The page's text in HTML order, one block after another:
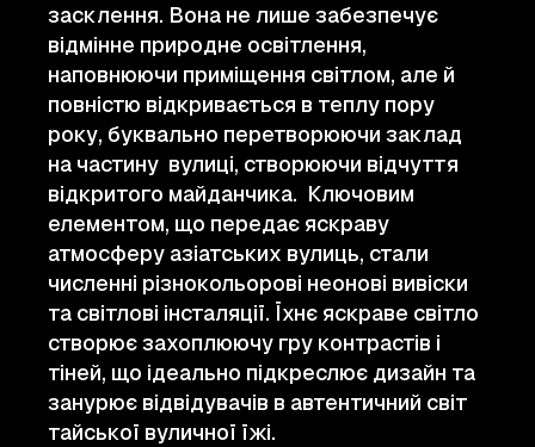
засклення. Вона не лише забезпечує
відмінне природне освітлення,
наповнюючи приміщення світлом, але й
повністю відкривається в теплу пору
року, буквально перетворюючи заклад
на частину вулиці, створюючи відчуття
відкритого майданчика. Ключовим
елементом, що передає яскраву
атмосферу азіатських вулиць, стали
численні різнокольорові неонові вивіски
та світлові інсталяції. Їхнє яскраве світло
створює захоплюючу гру контрастів і
тіней, що ідеально підкреслює дизайн та
занурює відвідувачів в автентичний світ
тайської вуличної їжі.